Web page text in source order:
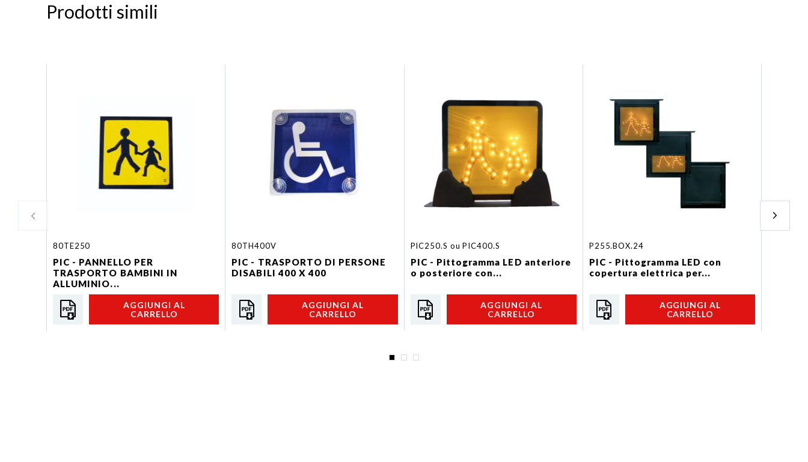
Prodotti simili
80TE250
PIC - PANNELLO PER
TRASPORTO BAMBINI IN
ALLUMINIO...
AGGIUNGI AL
CARRELLO
80TH400V
PIC - TRASPORTO DI PERSONE
DISABILI 400 X 400
AGGIUNGI AL
CARRELLO
PIC250.S ou PIC400.S
PIC - Pittogramma LED anteriore
o posteriore con...
AGGIUNGI AL
CARRELLO
P255.BOX.24
PIC - Pittogramma LED con
copertura elettrica per...
AGGIUNGI AL
CARRELLO